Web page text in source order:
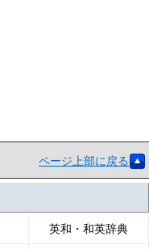
ページ上部に戻る
英和・和英辞典